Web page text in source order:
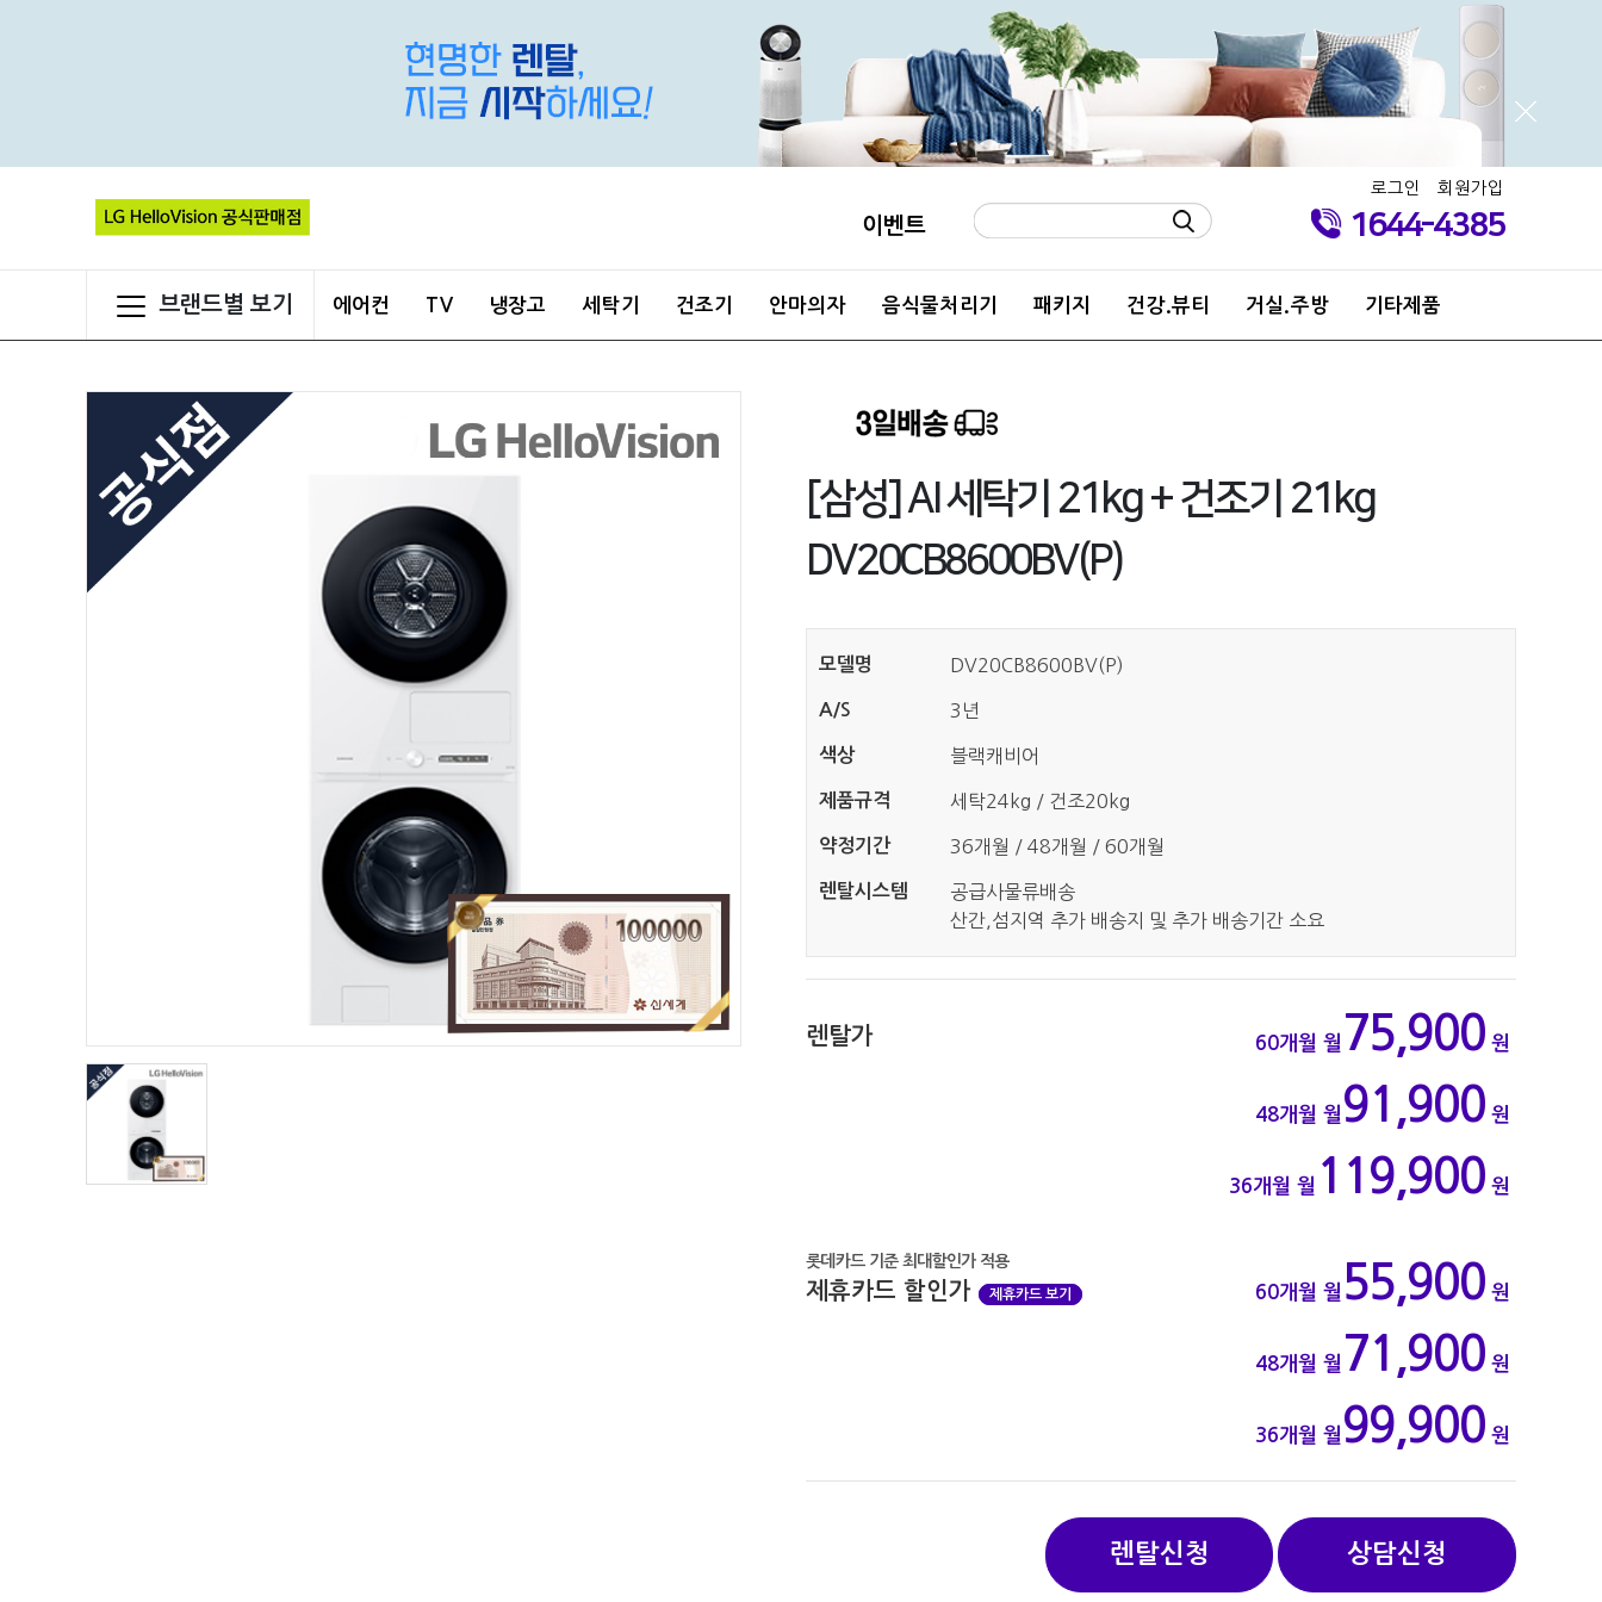
이벤트 1644-4385
로그인 회원가입
브랜드별 보기 에어컨 TV 냉장고 세탁기 건조기 안마의자 음식물처리기 패키지 건강.뷰티 거실.주방 기타제품
[삼성] AI 세탁기 21kg + 건조기 21kg
DV20CB8600BV(P)
모델명 DV20CB8600BV(P)
A/S 3년
색상 블랙캐비어
제품규격 세탁24kg / 건조20kg
약정기간 36개월 / 48개월 / 60개월
렌탈시스템
공급사물류배송
산간,섬지역 추가 배송지 및 추가 배송기간 소요
렌탈가 60개월 월 75,900 원
48개월 월 91,900 원
36개월 월 119,900 원
롯데카드 기준 최대할인가 적용
제휴카드 할인가 제휴카드 보기 60개월 월 55,900 원
48개월 월 71,900 원
36개월 월 99,900 원
렌탈신청 상담신청